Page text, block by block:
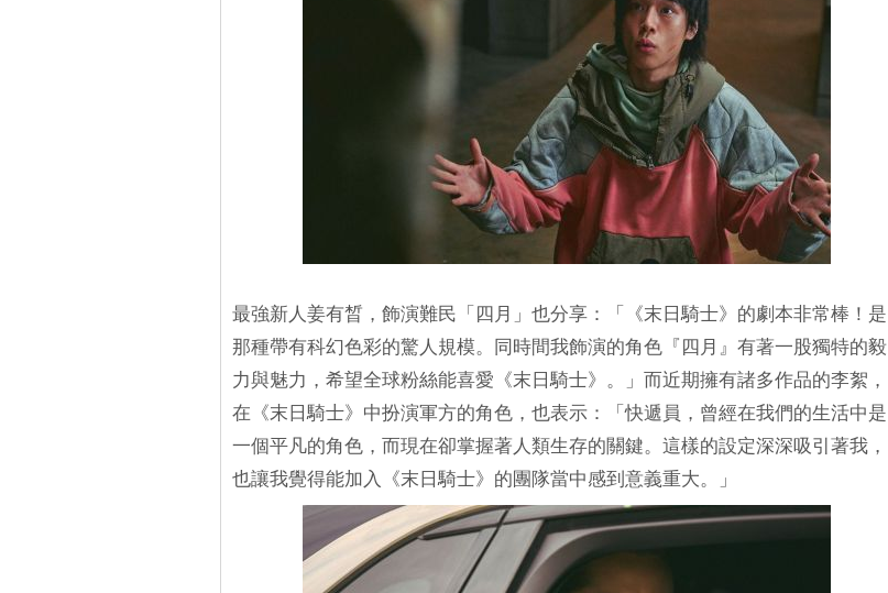
最強新人姜有晳，飾演難民「四月」也分享：「《末日騎士》的劇本非常棒！是
那種帶有科幻色彩的驚人規模。同時間我飾演的角色『四月』有著一股獨特的毅
力與魅力，希望全球粉絲能喜愛《末日騎士》。」而近期擁有諸多作品的李絮，
在《末日騎士》中扮演軍方的角色，也表示：「快遞員，曾經在我們的生活中是
一個平凡的角色，而現在卻掌握著人類生存的關鍵。這樣的設定深深吸引著我，
也讓我覺得能加入《末日騎士》的團隊當中感到意義重大。」